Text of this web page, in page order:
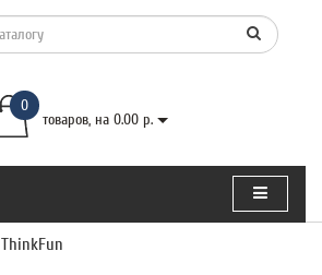
0
товаров, на 0.00 р.
ThinkFun